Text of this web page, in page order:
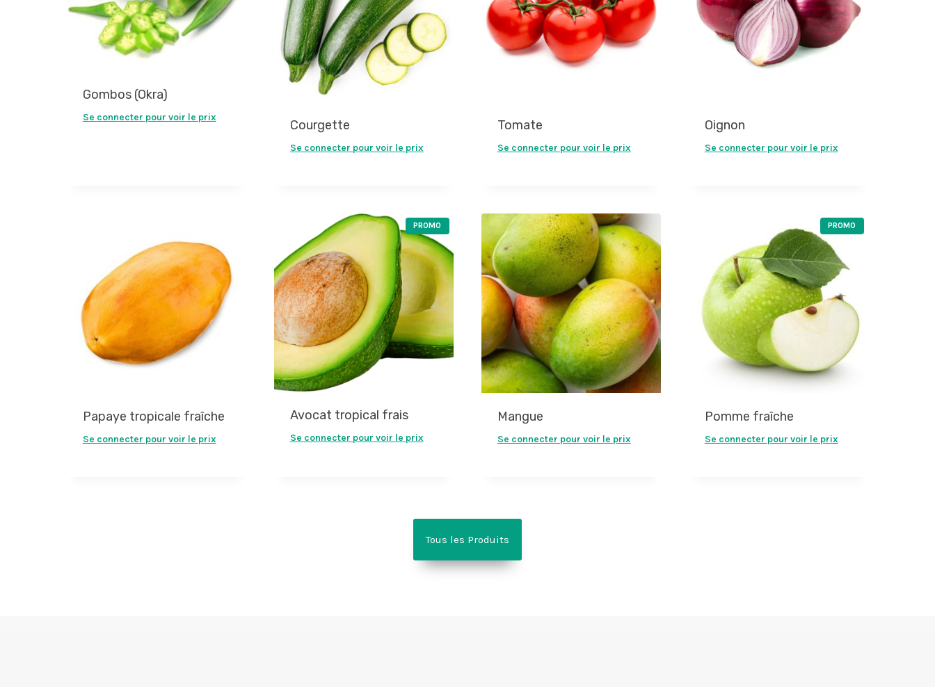
Gombos (Okra)
Se connecter pour voir le prix
Courgette
Se connecter pour voir le prix
Tomate
Se connecter pour voir le prix
N
P
Oignon
Se connecter pour voir le prix
Papaye tropicale fraîche
Se connecter pour voir le prix
PROMO
R
O
D
U
N
P
R
M
O
T
I
Avocat tropical frais
Se connecter pour voir le prix
Mangue
Se connecter pour voir le prix
PROMO
R
R
M
O
Pomme fraîche
Se connecter pour voir le prix
Tous les Produits